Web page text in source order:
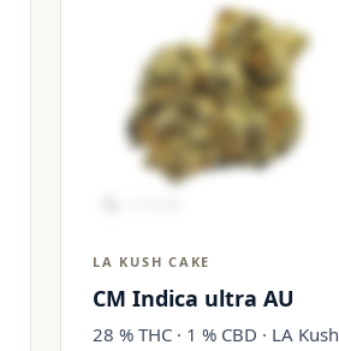
LA KUSH CAKE
CM Indica ultra AU
28 % THC · 1 % CBD · LA Kush